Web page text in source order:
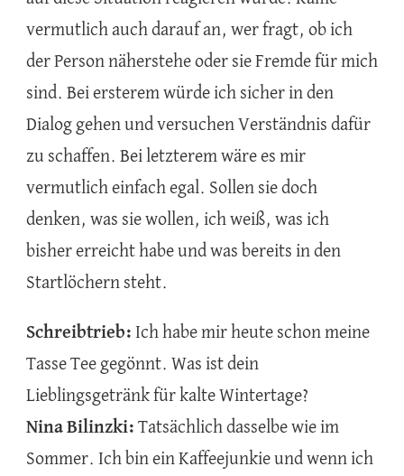
vermutlich auch darauf an, wer fragt, ob ich
der Person näherstehe oder sie Fremde für mich
sind. Bei ersterem würde ich sicher in den
Dialog gehen und versuchen Verständnis dafür
zu schaffen. Bei letzterem wäre es mir
vermutlich einfach egal. Sollen sie doch
denken, was sie wollen, ich weiß, was ich
bisher erreicht habe und was bereits in den
Startlöchern steht.
Schreibtrieb: Ich habe mir heute schon meine
Tasse Tee gegönnt. Was ist dein
Lieblingsgetränk für kalte Wintertage?
Nina Bilinzki: Tatsächlich dasselbe wie im
Sommer. Ich bin ein Kaffeejunkie und wenn ich